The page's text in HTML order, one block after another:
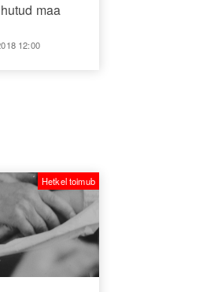
maa
12:00
Hetkel toimub